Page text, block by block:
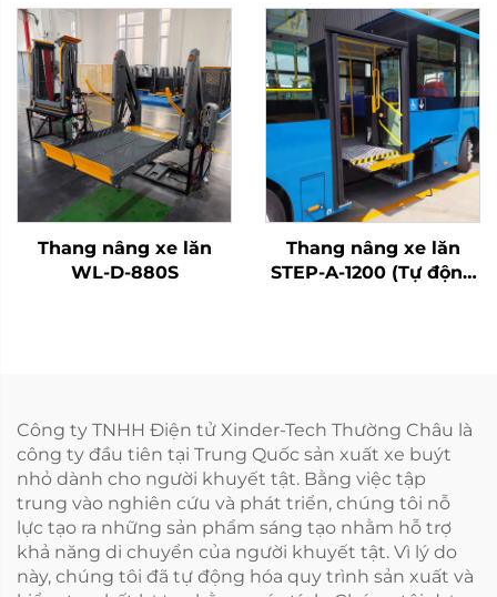
Thang nâng xe lăn
WL-D-880S
Thang nâng xe lăn
STEP-A-1200 (Tự động
Công ty TNHH Điện tử Xinder-Tech Thường Châu là
công ty đầu tiên tại Trung Quốc sản xuất xe buýt
nhỏ dành cho người khuyết tật. Bằng việc tập
trung vào nghiên cứu và phát triển, chúng tôi nỗ
lực tạo ra những sản phẩm sáng tạo nhằm hỗ trợ
khả năng di chuyển của người khuyết tật. Vì lý do
này, chúng tôi đã tự động hóa quy trình sản xuất và